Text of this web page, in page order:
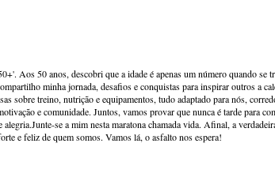
Aos 50 anos, descobri que a idade é apenas um número quando se
minha jornada, desafios e conquistas para inspirar outros a
sobre treino, nutrição e equipamentos, tudo adaptado para nós,
e comunidade. Juntos, vamos provar que nunca é tarde para
se a mim nesta maratona chamada vida. Afinal, a
e feliz de quem somos. Vamos lá, o asfalto nos espera!